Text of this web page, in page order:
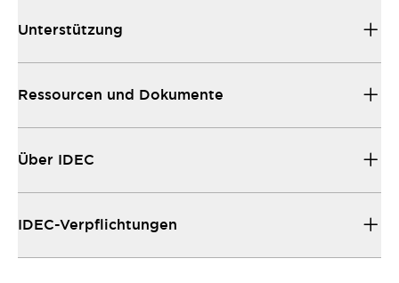
Unterstützung
Ressourcen und Dokumente
Über IDEC
IDEC-Verpflichtungen